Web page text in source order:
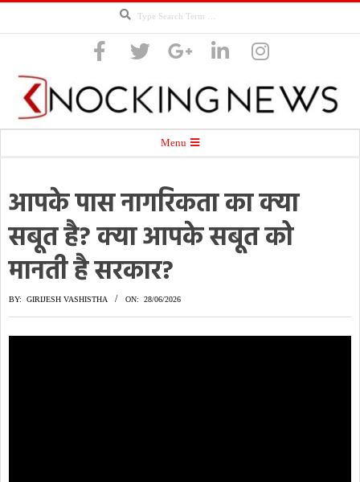
Knocking
News
Menu
आपके पास नागरिकता का क्या
सबूत है? क्या आपके सबूत को
मानती है सरकार?
BY: GIRIJESH VASHISTHA ON: 28/06/2026